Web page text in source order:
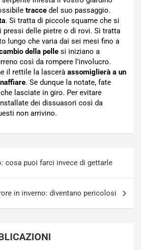
tracce del suo passaggio.
. Si tratta di piccole squame che si
pressi delle pietre o di rovi. Si tratta
lungo che varia dai sei mesi fino a
della pelle si iniziano a
così da rompere l’involucro.
il rettile la lascerà assomiglierà a un
. Se dunque la notate, fate
lasciate in giro. Per evitare
dei dissuasori così da
non arrivino.
cosa puoi farci invece di gettarle
in inverno: diventano pericolosi